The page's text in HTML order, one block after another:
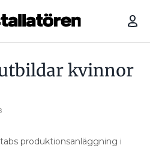
kvinnor
produktionsanläggning i
I ELTEKNIK